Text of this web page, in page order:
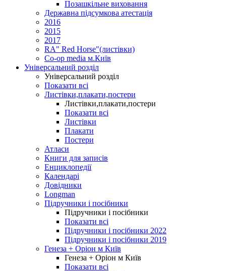
Позашкільне виховання
Державна підсумкова атестація
2016
2015
2017
RA" Red Horse"(листівки)
Co-op media м.Київ
Універсальний розділ
Універсальний розділ
Показати всі
Листівки,плакати,постери
Листівки,плакати,постери
Показати всі
Листівки
Плакати
Постери
Атласи
Книги для записів
Енциклопедії
Календарі
Довідники
Longman
Підручники і посібники
Підручники і посібники
Показати всі
Підручники і посібники 2022
Підручники і посібники 2019
Генеза + Оріон м Київ
Генеза + Оріон м Київ
Показати всі